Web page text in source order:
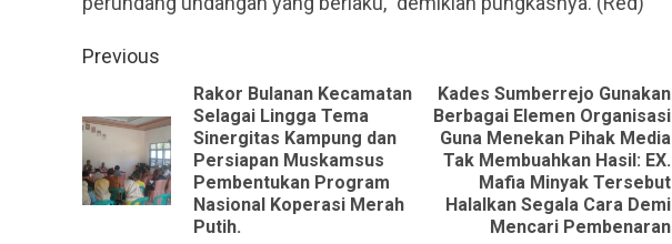
Continue
Previous
Previous
Rakor Bulanan Kecamatan
Selagai Lingga Tema
Sinergitas Kampung dan
Persiapan Muskamsus
Pembentukan Program
Nasional Koperasi Merah
Putih.
Next
Kades Sumberrejo Gunakan
Berbagai Elemen Organisasi
Guna Menekan Pihak Media
Tak Membuahkan Hasil: EX.
Mafia Minyak Tersebut
Halalkan Segala Cara Demi
Mencari Pembenaran